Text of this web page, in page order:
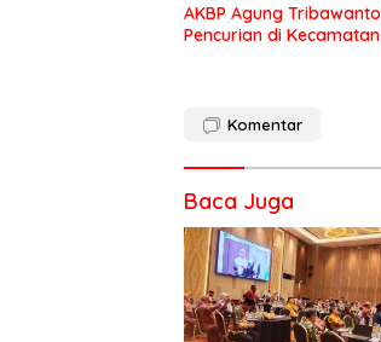
AKBP Agung
Pencurian di
Komentar
Baca Juga